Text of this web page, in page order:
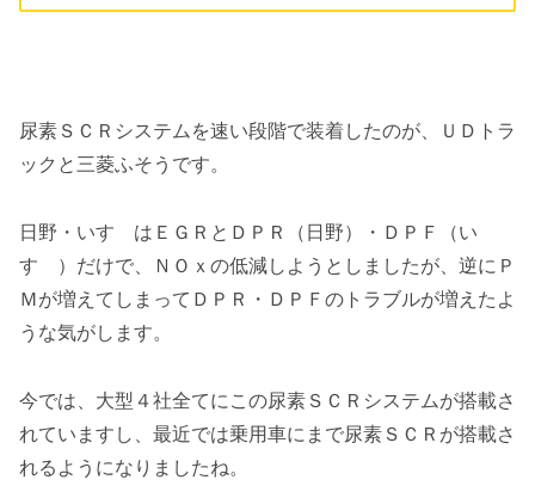
尿素ＳＣＲシステムを速い段階で装着したのが、ＵＤトラ
ックと三菱ふそうです。
日野・いすゞはＥＧＲとＤＰＲ（日野）・ＤＰＦ（い
すゞ）だけで、ＮＯｘの低減しようとしましたが、逆にＰ
Ｍが増えてしまってＤＰＲ・ＤＰＦのトラブルが増えたよ
うな気がします。
今では、大型４社全てにこの尿素ＳＣＲシステムが搭載さ
れていますし、最近では乗用車にまで尿素ＳＣＲが搭載さ
れるようになりましたね。